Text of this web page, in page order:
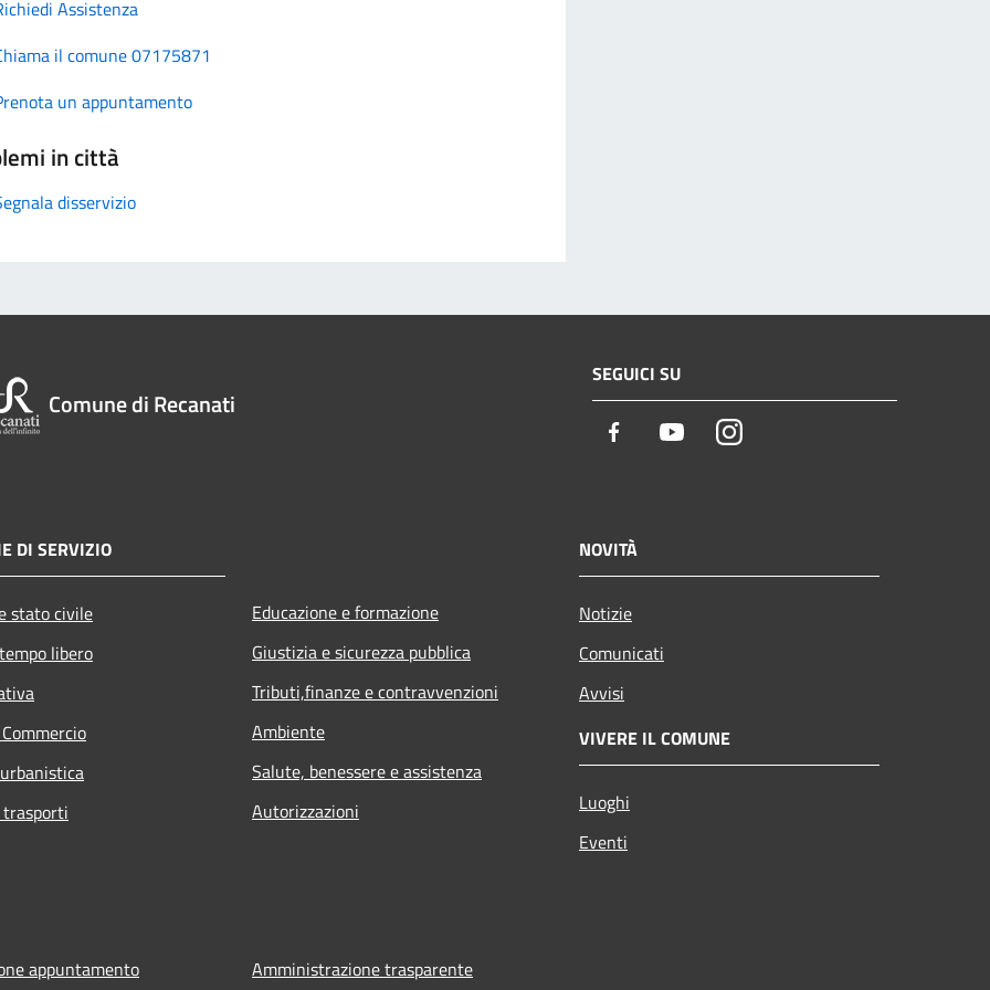
Assistenza
il comune 07175871
un appuntamento
in città
disservizio
Comune di Recanati
SEGUICI SU
Facebook YoutubeInstagram
DI SERVIZIO
stato civile
libero
Educazione e formazione
Giustizia e sicurezza pubblica
Tributi,finanze e contravvenzioni
Ambiente
Salute, benessere e assistenza
Autorizzazioni
NOVITÀ
Notizie
Comunicati
Avvisi
VIVERE IL COMUNE
Luoghi
Eventi
appuntamento Amministrazione trasparente